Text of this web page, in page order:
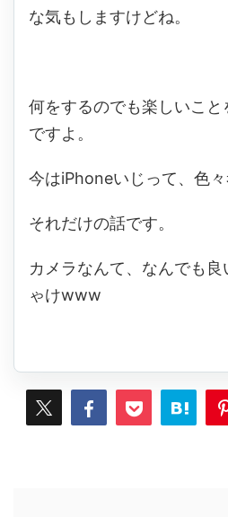
な気もしますけどね。
何をするのでも楽しいこ
ですよ。
今はiPhoneいじって、色々
それだけの話です。
カメラなんて、なんでも
ゃけwww